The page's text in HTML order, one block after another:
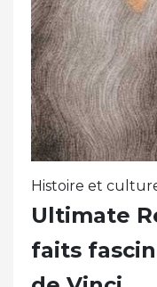
Histoire et
Ultimate
faits